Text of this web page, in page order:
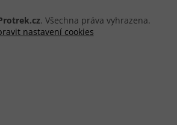
. Všechna práva vyhrazena.
nastavení cookies